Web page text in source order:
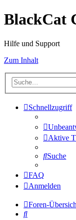
BlackCat
Hilfe und Support
Zum Inhalt
Schnellzugriff
Aktive
Suche
FAQ
Anmelden
Foren-
Suche